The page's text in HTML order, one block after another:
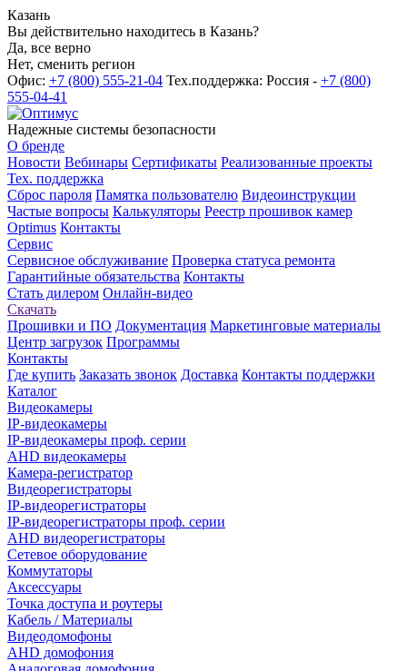
Казань
Вы действительно находитесь в Казань?
Да, все верно
Нет, сменить регион
Офис: +7 (800) 555-21-04 Тех.поддержка: Россия - +7 (800)
555-04-41
Надежные системы безопасности
О бренде
Новости Вебинары Сертификаты Реализованные проекты
Тех. поддержка
Сброс пароля Памятка пользователю Видеоинструкции
Частые вопросы Калькуляторы Реестр прошивок камер
Optimus Контакты
Сервис
Сервисное обслуживание Проверка статуса ремонта
Гарантийные обязательства Контакты
Стать дилером Онлайн-видео
Скачать
Прошивки и ПО Документация Маркетинговые материалы
Центр загрузок Программы
Контакты
Где купить Заказать звонок Доставка Контакты поддержки
Каталог
Видеокамеры
IP-видеокамеры
IP-видеокамеры проф. серии
AHD видеокамеры
Камера-регистратор
Видеорегистраторы
IP-видеорегистраторы
IP-видеорегистраторы проф. серии
AHD видеорегистраторы
Сетевое оборудование
Коммутаторы
Аксессуары
Точка доступа и роутеры
Кабель / Материалы
Видеодомофоны
AHD домофония